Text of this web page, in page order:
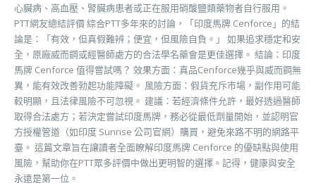
心臟病、高血壓、腎臟病患者或正在服用硝酸鹽類藥物者自行服用。
PTT網友總結評價 綜合PTT多年來的討論，「印度馬牌 Cenforce」的結
論是：「有效，但真假難辨；便宜，但風險自負。」 如果追求穩定和安
全，原廠威而鋼或經醫師處方的合法學名藥會是更佳選擇。 結論：印度
馬牌 Cenforce 值得嘗試嗎？ 效果方面：真品Cenforce幾乎與威而鋼無
異，能有效改善勃起功能障礙。 風險方面：假貨充斥市場，副作用可能
較明顯，且法律風險不可忽視。 建議：若經濟條件允許，最好透過醫師
取得合法處方；若決定嘗試印度馬牌，務必從最低劑量開始，並認明官
方授權管道（如印度 Sunrise 公司官網）購買，避免來路不明的網路平
臺。 這篇文章旨在讓讀者全面瞭解印度馬牌 Cenforce 的優缺點與使用
風險，幫助你在PTT眾多評價中做出更明智的選擇。記得，健康與安全
永遠是第一位。